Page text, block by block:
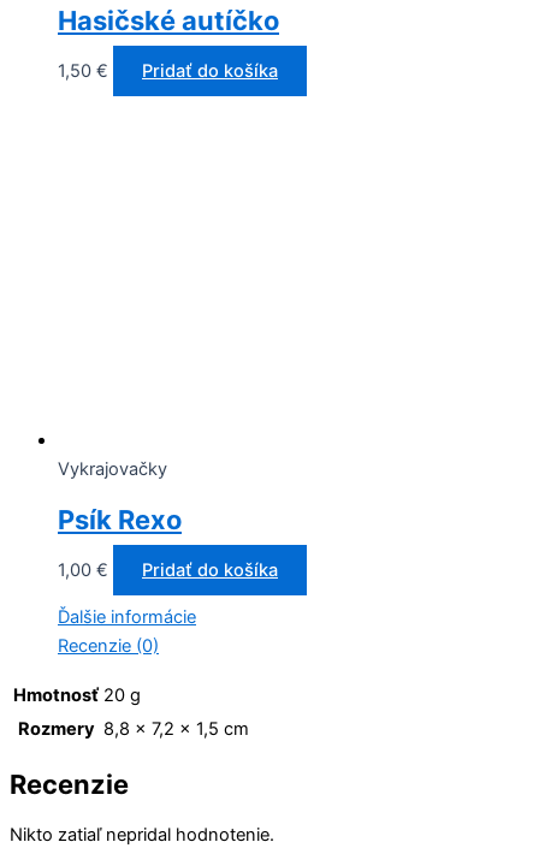
Hasičské autíčko
1,50 € Pridať do košíka
Vykrajovačky
Psík Rexo
1,00 € Pridať do košíka
Ďalšie informácie
Recenzie (0)
Hmotnosť 20 g
Rozmery 8,8 × 7,2 × 1,5 cm
Recenzie
Nikto zatiaľ nepridal hodnotenie.